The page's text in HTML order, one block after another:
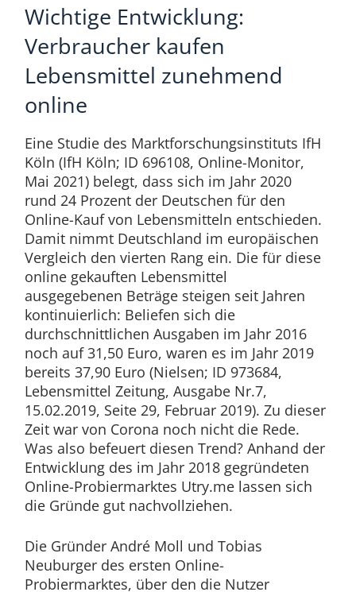
Wichtige Entwicklung:
Verbraucher kaufen
Lebensmittel zunehmend
online
Eine Studie des Marktforschungsinstituts IfH
Köln (IfH Köln; ID 696108, Online-Monitor,
Mai 2021) belegt, dass sich im Jahr 2020
rund 24 Prozent der Deutschen für den
Online-Kauf von Lebensmitteln entschieden.
Damit nimmt Deutschland im europäischen
Vergleich den vierten Rang ein. Die für diese
online gekauften Lebensmittel
ausgegebenen Beträge steigen seit Jahren
kontinuierlich: Beliefen sich die
durchschnittlichen Ausgaben im Jahr 2016
noch auf 31,50 Euro, waren es im Jahr 2019
bereits 37,90 Euro (Nielsen; ID 973684,
Lebensmittel Zeitung, Ausgabe Nr.7,
15.02.2019, Seite 29, Februar 2019). Zu dieser
Zeit war von Corona noch nicht die Rede.
Was also befeuert diesen Trend? Anhand der
Entwicklung des im Jahr 2018 gegründeten
Online-Probiermarktes Utry.me lassen sich
die Gründe gut nachvollziehen.
Die Gründer André Moll und Tobias
Neuburger des ersten Online-
Probiermarktes, über den die Nutzer